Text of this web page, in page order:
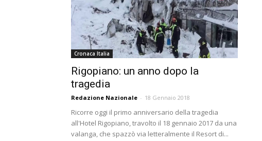
Cronaca Italia
Rigopiano: un anno dopo la
tragedia
Redazione Nazionale - 18 Gennaio 2018
Ricorre oggi il primo anniversario della tragedia
all'Hotel Rigopiano, travolto il 18 gennaio 2017 da una
valanga, che spazzò via letteralmente il Resort di...